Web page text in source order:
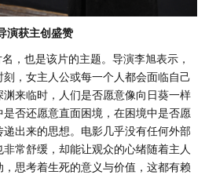
演获主创盛赞
，也是该片的主题。导演李旭表示，
，女主人公或每一个人都会面临自己
来临时，人们是否愿意像向日葵一样
否还愿意直面困境，在困境中是否愿
出来的思想。电影几乎没有任何外部
常舒缓，却能让观众的心绪随着主人
思考着生死的意义与价值，这都有赖